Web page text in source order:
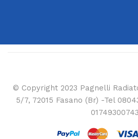
© Copyright 2023 Pagnelli
5/7, 72015 Fasano (Br) -Tel
01749300743